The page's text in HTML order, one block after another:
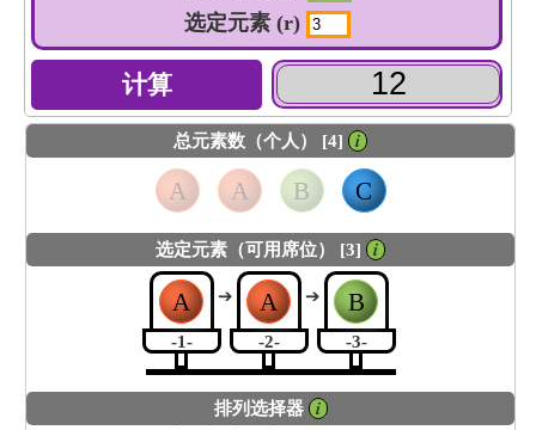
选定元素 (r)
总元素数（个人） [4] 𝒊
A A B C
选定元素（可用席位） [3] 𝒊
A
-1-
➔ A
-2-
➔ B
-3-
排列选择器 𝒊